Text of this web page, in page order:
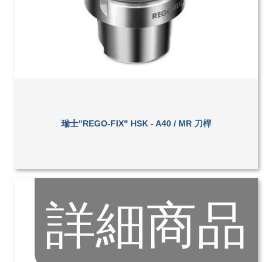
瑞士"REGO-FIX" HSK - A40 / MR 刀桿
詳細商品